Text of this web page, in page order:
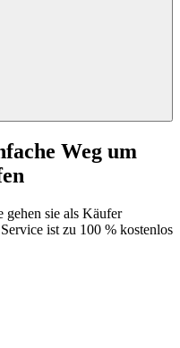
Weg um
gehen sie als Käufer
ist zu 100 % kostenlos